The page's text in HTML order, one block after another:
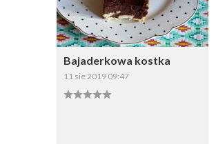
Bajaderkowa kostka
11 sie 2019 09:47